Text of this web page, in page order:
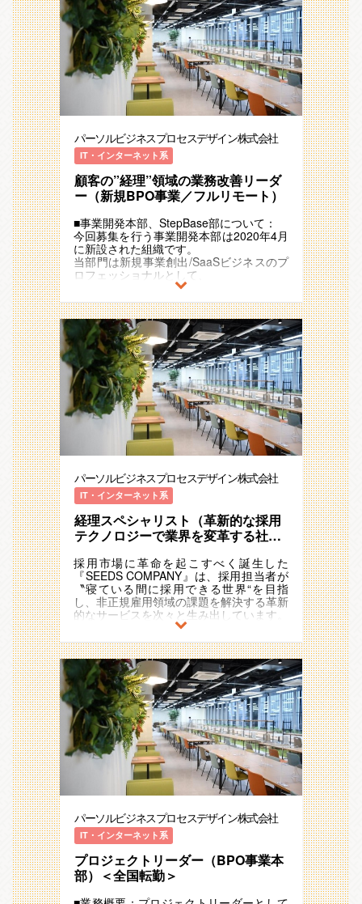
機会が多い環境です。
2015年の創業以来、私たちは急速な成長
を遂げてきました。
2020年には約30名だった組織が、2025年
には約90名にまで拡大。
営業、エンジニア、デザイナー、マーケテ
ィング、カスタマーサクセスなど、多様な
専門性を持つメンバーで構成されていま
す。
各部署が密接に連携し、顧客のニーズに合
わせたソリューションを提供しています。
自由でフラットな雰囲気の中、誰もがアイ
デアを出し、全員が事業の主役として活躍
できる環境を整えています。
独自の社内制度をご紹介！
■STF（SEEDS THE FUTURE）
メンバーの相互理解を目的とした社内イベ
ントなどを企画・運営するSEEDS内の有
志チームです。
毎月月末の締め会で、人気テレビ番組を模
したゲーム大会などSTFによるコンテンツ
を実施。
直近では2025年の新年会でオフィス内に
回転寿司を呼びました！
映画館でキックオフを半期に1回実施する
など、SEEDSのメンバー全員が楽しめる
企画を行っています。
職種を超えたオープンなコミュニケーショ
ンを重視し、シャッフルランチや懇親会、
誕生日お祝いなどをの交流を通じて風通し
の良い文化を醸成しています。
また、独自の評価・報酬制度を設けてお
感謝の気持ちがインセンティブにつながり
ます。
「VISION賞」ではビジョンを体現した個
人を、「MVT」ではビジョンを体現した
チームを表彰しています。
このダイナミックな環境で、私たちと共に
成長し、HR業界に革命を起こす仲間を募
集しています！
マネジメントスキル
課題解決力
チームビルディング経験
■業務内容の変更の範囲
会社の定める職種（出向規程に従って出向
を命じることがあり、その場合は出向先の
定める職種）
ジ×愚直に進める力 ～～
少子高齢化に伴う労働人口減少により採用
市場が過熱する中、今までのやり方、待ち
の姿勢では通用しない
大転職時代になっています。めまぐるしく
変わる市況に対してアンテナをはり、時代
にあった「採用手法を検討し企画実行しな
がら成果を出す」という新しいことにチャ
とりの矢面に立ち、応募者の進捗フェーズ
ごとに推進し成果を出す」という両方の側
面が求められます。
顧客と伴走するBPO事業で活躍できる人
材を、採用担当として共に伴走する役割と
して採用に繋がった達成感はとても大きい
と思います。事業への影響が大きい役割で
はありますが、それが大きなやりがいに繋
がると思っています。
担当職種の変更の範囲：会社の定める職種
（出向を命じることがあり、その場合は出
向先の定める職種）
※お任せする業務はご経験やご志向性によ
って検討していきます
■業務内容(人事システム：COMPANY)
COMPANYの導入支援から運用保守を一気
通貫して対応します。導入支援では、1年
単位の大掛かりなものとなり、チーム(10
名〜20名)でシステムの要件定義やプロジ
ェクト全体のマネジメント、設定作業や挙
動検証を行います。
くため、システムの設定や挙動検証を担っ
ていただき、ゆくゆくは顧客への提案やプ
ロジェクトマネジメントをお任せします。
導入後の運用保守では、COMPANYに関す
る問い合わせのQA対応やシステム不具合
に関するトラブルシューティングを行いま
す。
また、人事制度の改定や法改正、
COMPANY機能追加に合わせて、
COMPANYのアップデート対応も行いま
す。
総務・人事などの間接業務を担うプロジェ
クトの一員として業務に従事します。
例えば総務部門のBPOではPCやモバイル
端末（スマホ、タブレット、Wi-Fi等）の
IT資産の手配・管理業務運営といった業務
を運用するだけでなく、改善活動も行いま
す。
一連の業務プロセスの可視化を行い、無駄
がないか、類似した作業をまとめることが
できないか、順番や担当者を変更すること
でより効率化できないか、簡素化できない
か、ECRSのフレームワークに沿って継続
■業務内容(人事労務)
約4万人のパーソルグループ各社ではたら
く社員の勤怠管理・通勤費管理・給与計算
をお任せいたします。
弊社はパーソルグループの人事シェアード
サービスとして、グループ各社の人事労務
業務を請け負っています。
勤怠・通勤費業務では、勤怠情報の収集・
確認や申請経路に基づいた通勤費の支給、
払い戻し対応を行います。
給与計算業務では、各月における給与計算
や賞与計算、年末調整の運営・管理を行い
ます。
いずれの業務もグループ各社からのお問合
せ対応、法改正や
人事規定変更にあわせた人事システム
COMPANYの設定変更や運用見直しまで対
応します。
■当ポジションの魅力
人事システムであるCOMPANYの知見を学
んでいただくことで、主に人事を中心とし
たバックオフィス業務おけるご自身の市場
価値向上が可能です。
マネジメントスキルを磨いて頂くことで、
プロジェクトリーダーを始めとした様々な
マネジメントポジションへのステップアッ
プが可能です。
専門性を追求することからスタートいただ
いたのち、「ラインマネジメント」「業務
パーソルビジネスプロセスデザイン株式会社
IT・インターネット系
顧客の”経理”領域の業務改善リーダ
ー（新規BPO事業／フルリモート）
■事業開発本部、StepBase部について：
今回募集を行う事業開発本部は2020年4月
に新設された組織です。
当部門は新規事業創出/SaaSビジネスのプ
ロフェッショナルとして、
今までにない新たな仕事を生みだすことで
その業界や業務を根底から変え、
そこではたらく人・組織に貢献や変化を生
みだすことをミッションとしています。
配属先としては、事業開発本部内の新規事
業「StepBase」を提供しているStepBase
部となります。
StepBaseは2024年9月にローンチされた
新規事業となっており、1年で組織規模が
3倍以上と急拡大しているサービスとなっ
＜StepBaseについて＞https://step-
＜BPOサービス一覧＞https://www.persol-
bd.co.jp/service/bpo/s-bpo/service/
＜プロダクト一覧＞https://www.persol-
bd.co.jp/service/product/
■ポジション募集の背景：
BPO事業における経理領域の需要が非常
に高く、体制強化のため募集いたします。
■業務詳細：
オンライン業務代行サービス「StepBase
経理」のリーダー（キャプテン）をご担当
・クライアントへの業務内容ヒアリング、
業務プロセスの改善提案
└当社に蓄積された約7,000通り以上の
業務プロセスを活用できます。
・KPI設定及び進捗管理
・月次報告書や業務レポートの作成/レビ
ュー
・アシスタントメンバー（クルー）のマネ
ジメント
・経理メンバーの採用面接、オンボーディ
ング企画/運用 など
・フルリモート＆フルフレックスの働き方
が可能ですので、企画やその他業務にも集
中いただける環境です。もちろん出社も可
能です。
・様々なクライアントと当社に蓄積された
業務プロセスに触れることができるため、
経理やマネジメントとしてのスキルアップ
パーソルビジネスプロセスデザイン株式会社
IT・インターネット系
経理スペシャリスト（革新的な採用
テクノロジーで業界を変革する社内
一人目の経理スペシャリストを募
集！）
採用市場に革命を起こすべく誕生した
『SEEDS COMPANY』は、採用担当者が
〝寝ている間に採用できる世界“を目指
し、非正規雇用領域の課題を解決する革新
的なサービスを次々と生み出しています。
「HITO-Manager」「x:eee」「アルバイ
トネクスト」など、すでに市場で注目を集
める複数のサービスを展開し、急速に事業
を拡大しています。
この成長を財務面から支える重要な役割と
して、経理部門の立ち上げを担う「一人目
の経理スペシャリスト」を募集。
革新的なテクノロジーと斬新なアイデアで
採用市場を変革する私たちのミッション
を、経理の視点から支えていただきます。
経理部門の基盤を一から築き上げ、
SEEDS COMPANYの成長戦略に直接貢献
できる、やりがいに満ちた役割です。
1. 決算の仕分け
月次・年次決算業務の一人での遂行
仕訳入力、勘定科目の管理と最適化
2. 対外とのやり取り
税理士、会計士との連携構築
取引先との経理関連のコミュニケーション
パーソルビジネスプロセスデザイン株式会社
IT・インターネット系
プロジェクトリーダー（BPO事業本
部）＜全国転勤＞